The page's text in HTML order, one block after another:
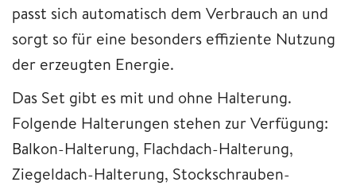
passt sich automatisch dem Verbrauch an und
sorgt so für eine besonders effiziente Nutzung
der erzeugten Energie.
Das Set gibt es mit und ohne Halterung.
Folgende Halterungen stehen zur Verfügung:
Balkon-Halterung, Flachdach-Halterung,
Ziegeldach-Halterung, Stockschrauben-